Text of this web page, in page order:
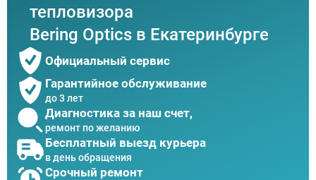
тепловизора
Bering Optics в Екатеринбурге
Официальный сервис
Гарантийное обслуживание
до 3 лет
Диагностика за наш счет,
ремонт по желанию
Бесплатный выезд курьера
в день обращения
Срочный ремонт